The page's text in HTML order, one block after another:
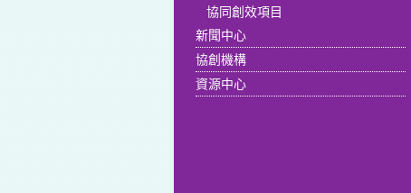
協同創效項目
新聞中心
協創機構
資源中心